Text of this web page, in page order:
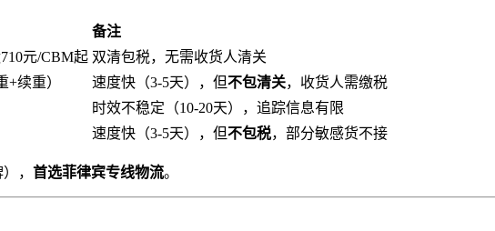
备注
元/CBM起 双清包税，无需收货人清关
+续重） 速度快（3-5天），但不包清关，收货人需缴税
时效不稳定（10-20天），追踪信息有限
速度快（3-5天），但不包税，部分敏感货不接
， 首选菲律宾专线物流。